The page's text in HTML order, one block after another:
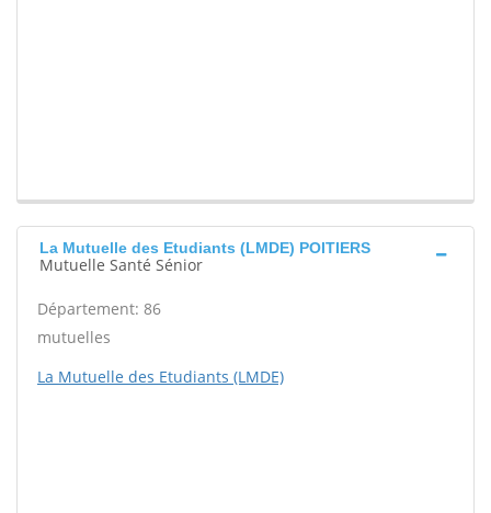
La Mutuelle des Etudiants (LMDE) POITIERS
Mutuelle Santé Sénior
Département: 86
mutuelles
La Mutuelle des Etudiants (LMDE)